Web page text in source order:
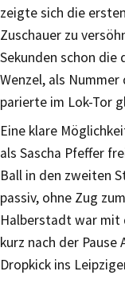
zeigte sich die
Zuschauer zu
Sekunden schon die
Wenzel, als
parierte im Lok-Tor
Eine klare
als Sascha Pfeffer
Ball in den zweiten
passiv, ohne Zug
Halberstadt war mit
kurz nach der
Dropkick ins